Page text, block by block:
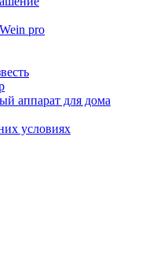
pro
аппарат для дома
условиях